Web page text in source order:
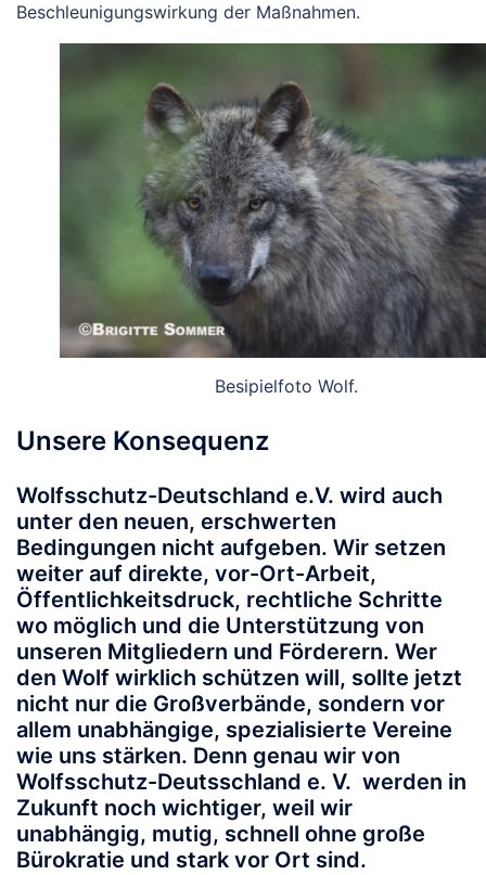
Beschleunigungswirkung der Maßnahmen.
Besipielfoto Wolf.
Unsere Konsequenz
Wolfsschutz-Deutschland e.V. wird auch
unter den neuen, erschwerten
Bedingungen nicht aufgeben. Wir setzen
weiter auf direkte, vor-Ort-Arbeit,
Öffentlichkeitsdruck, rechtliche Schritte
wo möglich und die Unterstützung von
unseren Mitgliedern und Förderern. Wer
den Wolf wirklich schützen will, sollte jetzt
nicht nur die Großverbände, sondern vor
allem unabhängige, spezialisierte Vereine
wie uns stärken. Denn genau wir von
Wolfsschutz-Deutsschland e. V. werden in
Zukunft noch wichtiger, weil wir
unabhängig, mutig, schnell ohne große
Bürokratie und stark vor Ort sind.